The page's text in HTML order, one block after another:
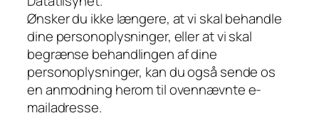
Ønsker du ikke længere, at vi skal behandle
dine personoplysninger, eller at vi skal
begrænse behandlingen af dine
personoplysninger, kan du også sende os
en anmodning herom til ovennævnte e-
mailadresse.